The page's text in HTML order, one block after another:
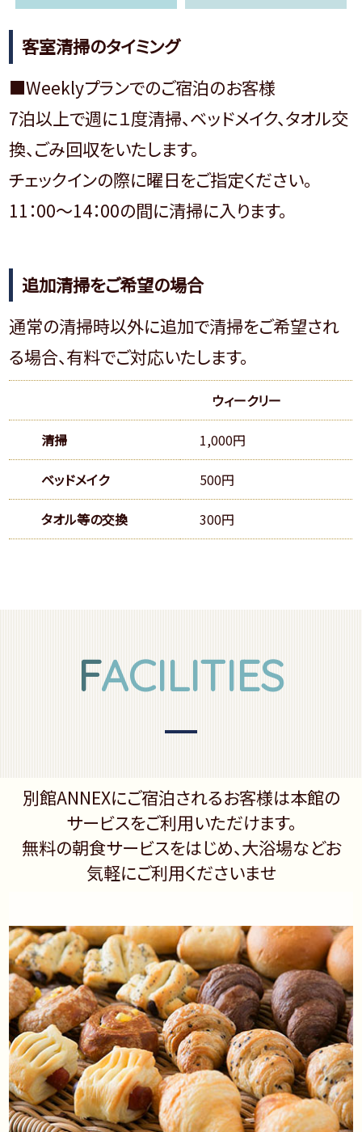
客室清掃のタイミング
■Weeklyプランでのご宿泊のお客様
7泊以上で週に１度清掃、ベッドメイク、タオル交
換、ごみ回収をいたします。
チェックインの際に曜日をご指定ください。
11：00～14：00の間に清掃に入ります。
追加清掃をご希望の場合
通常の清掃時以外に追加で清掃をご希望され
る場合、有料でご対応いたします。
ウィークリー
清掃 1,000円
ベッドメイク 500円
タオル等の交換 300円
FACILITIES
別館ANNEXにご宿泊されるお客様は本館の
サービスをご利用いただけます。
無料の朝食サービスをはじめ、大浴場などお
気軽にご利用くださいませ